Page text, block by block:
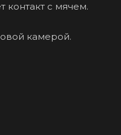
контакт с мячем.
камерой.